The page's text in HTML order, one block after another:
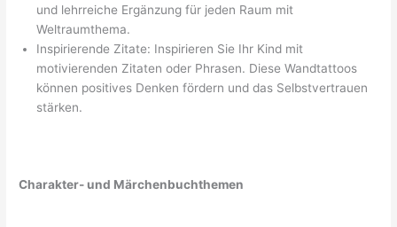
und lehrreiche Ergänzung für jeden Raum mit
Weltraumthema.
Inspirierende Zitate: Inspirieren Sie Ihr Kind mit
motivierenden Zitaten oder Phrasen. Diese Wandtattoos
können positives Denken fördern und das Selbstvertrauen
stärken.
Charakter- und Märchenbuchthemen